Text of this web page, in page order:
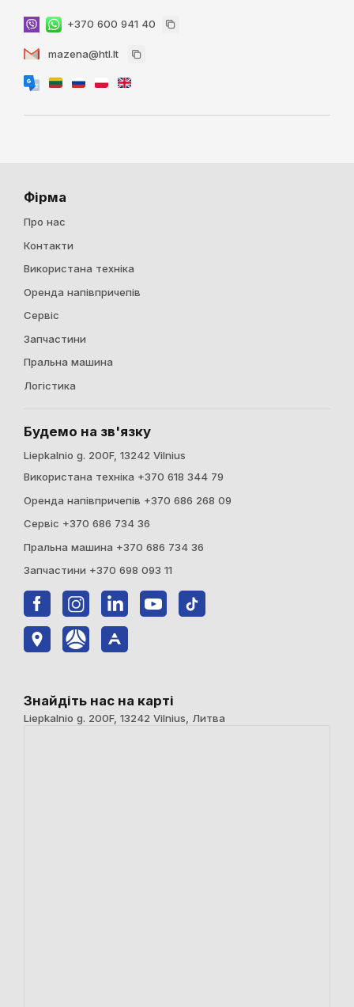
+370 600 941 40
mazena@htl.lt
Фірма
Про нас
Контакти
Використана техніка
Оренда напівпричепів
Сервіс
Запчастини
Пральна машина
Логістика
Будемо на зв'язку
Liepkalnio g. 200F, 13242 Vilnius
Використана техніка +370 618 344 79
Оренда напівпричепів +370 686 268 09
Сервіс +370 686 734 36
Пральна машина +370 686 734 36
Запчастини +370 698 093 11
Знайдіть нас на карті
Liepkalnio g. 200F, 13242 Vilnius, Литва